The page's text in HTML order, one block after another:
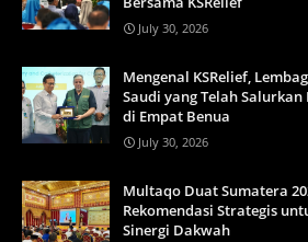
July 30, 2026
Mengenal KSRelief,
Saudi yang Telah
di Empat Benua
July 30, 2026
Multaqo Duat Sumatera
Rekomendasi Strategis
Sinergi Dakwah